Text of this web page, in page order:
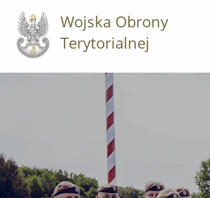
Wojska Obrony
Terytorialnej